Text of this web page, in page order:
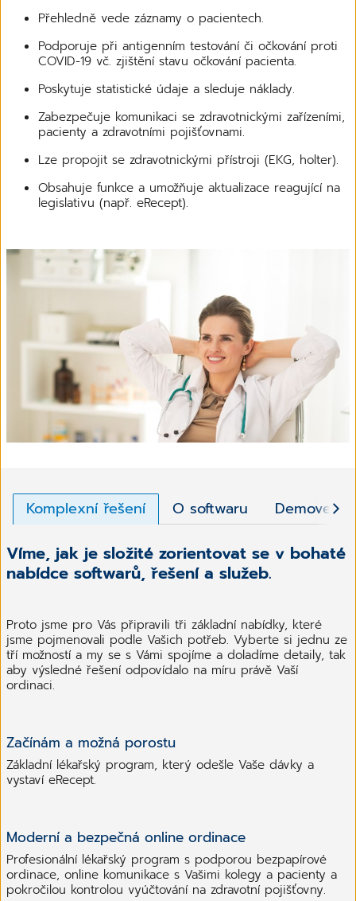
Přehledně vede záznamy o pacientech.
Podporuje při antigenním testování či očkování proti
COVID-19 vč. zjištění stavu očkování pacienta.
Poskytuje statistické údaje a sleduje náklady.
Zabezpečuje komunikaci se zdravotnickými zařízeními,
pacienty a zdravotními pojišťovnami.
Lze propojit se zdravotnickými přístroji (EKG, holter).
Obsahuje funkce a umožňuje aktualizace reagující na
legislativu (např. eRecept).
Komplexní řešení O softwaru Demoverze
Víme, jak je složité zorientovat se v bohaté
nabídce softwarů, řešení a služeb.
Proto jsme pro Vás připravili tři základní nabídky, které
jsme pojmenovali podle Vašich potřeb. Vyberte si jednu ze
tří možností a my se s Vámi spojíme a doladíme detaily, tak
aby výsledné řešení odpovídalo na míru právě Vaší
ordinaci.
Začínám a možná porostu
Základní lékařský program, který odešle Vaše dávky a
vystaví eRecept.
Moderní a bezpečná online ordinace
Profesionální lékařský program s podporou bezpapírové
ordinace, online komunikace s Vašimi kolegy a pacienty a
pokročilou kontrolou vyúčtování na zdravotní pojišťovny.